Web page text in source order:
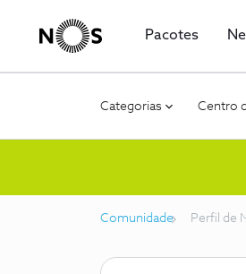
Pacotes
Categorias Centro
Comunidade Perfil de